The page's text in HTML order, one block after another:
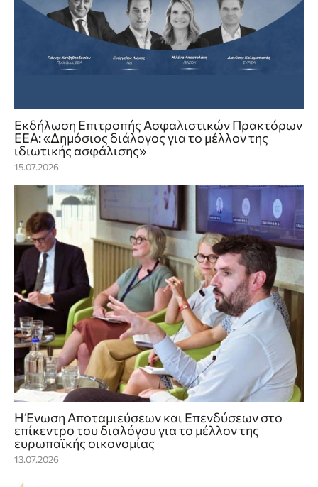
Εκδήλωση Επιτροπής Ασφαλιστικών Πρακτόρων
ΕΕΑ: «Δημόσιος διάλογος για το μέλλον της
ιδιωτικής ασφάλισης»
15.07.2026
Η Ένωση Αποταμιεύσεων και Επενδύσεων στο
επίκεντρο του διαλόγου για το μέλλον της
ευρωπαϊκής οικονομίας
13.07.2026